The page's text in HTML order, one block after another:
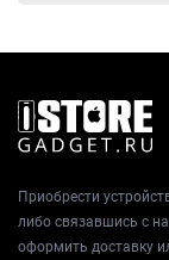
Приобрести
либо связавшись с
оформить доставку